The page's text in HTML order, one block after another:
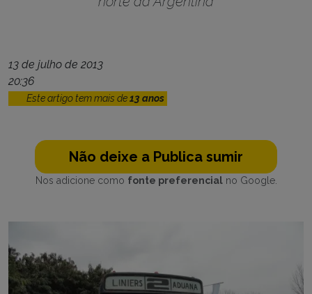
13 de julho de 2013
20:36
Este artigo tem mais de13 anos
Não deixe a Publica sumir
Nos adicione como fonte preferencialno Google.